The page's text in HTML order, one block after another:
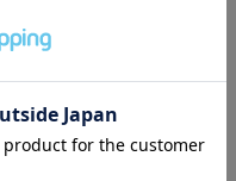
属していた。2014年7月15
をオープンさせ、2015年
のプロデューサーとしてコ